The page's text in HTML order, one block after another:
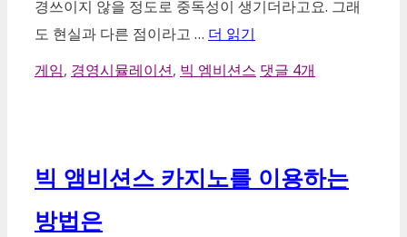
경쓰이지 않을 정도로 중독성이 생기더라고요. 그래
도 현실과 다른 점이라고 … 더 읽기
카
게임, 경영시뮬레이션, 빅 엠비션스 댓글 4개
빅 앰비션스 카지노를 이용하는
방법은